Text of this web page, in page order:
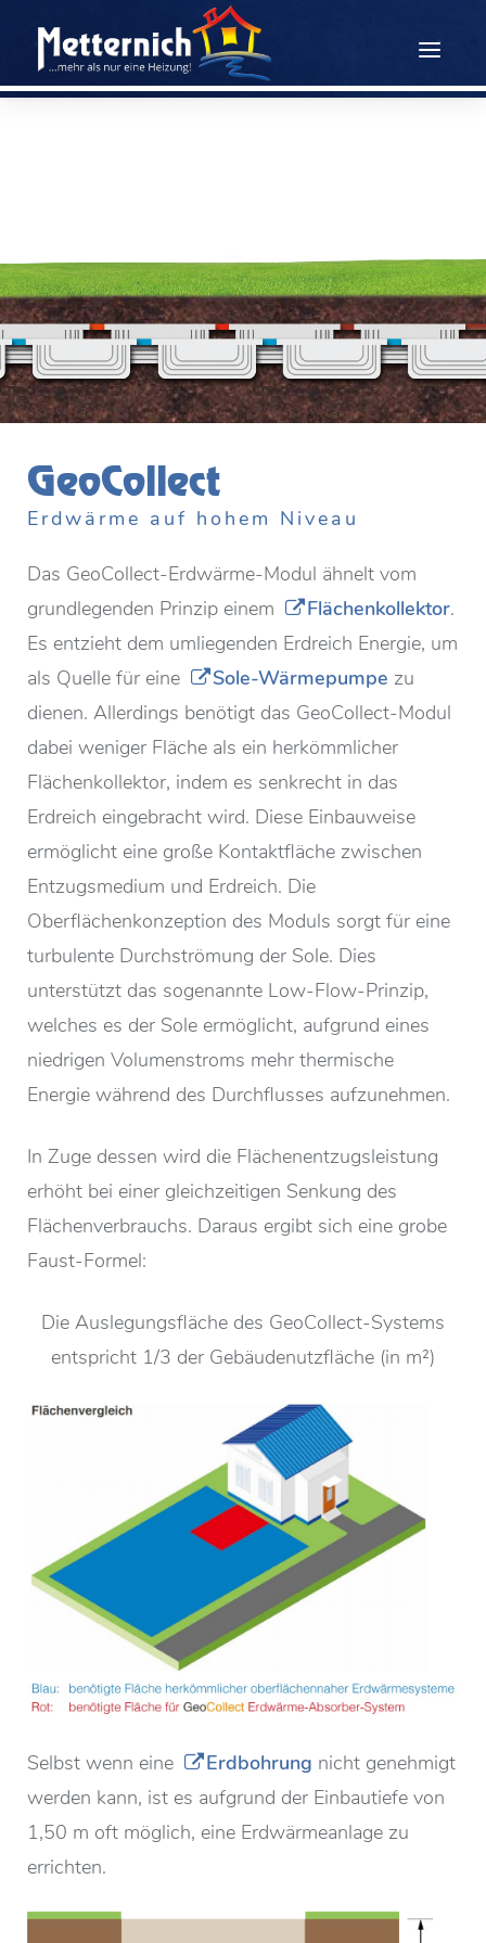
GeoCollect
Erdwärme auf hohem Niveau
Das GeoCollect-Erdwärme-Modul ähnelt vom
grundlegenden Prinzip einem
Flächenkollektor.
Es entzieht dem umliegenden Erdreich Energie, um
als Quelle für eine
Sole-Wärmepumpe zu
dienen. Allerdings benötigt das GeoCollect-Modul
dabei weniger Fläche als ein herkömmlicher
Flächenkollektor, indem es senkrecht in das
Erdreich eingebracht wird. Diese Einbauweise
ermöglicht eine große Kontaktfläche zwischen
Entzugsmedium und Erdreich. Die
Oberflächenkonzeption des Moduls sorgt für eine
turbulente Durchströmung der Sole. Dies
unterstützt das sogenannte Low-Flow-Prinzip,
welches es der Sole ermöglicht, aufgrund eines
niedrigen Volumenstroms mehr thermische
Energie während des Durchflusses aufzunehmen.
In Zuge dessen wird die Flächenentzugsleistung
erhöht bei einer gleichzeitigen Senkung des
Flächenverbrauchs. Daraus ergibt sich eine grobe
Faust-Formel:
Die Auslegungsfläche des GeoCollect-Systems
entspricht 1/3 der Gebäudenutzfläche (in m²)
Selbst wenn eine Erdbohrung nicht genehmigt
werden kann, ist es aufgrund der Einbautiefe von
1,50 m oft möglich, eine Erdwärmeanlage zu
errichten.